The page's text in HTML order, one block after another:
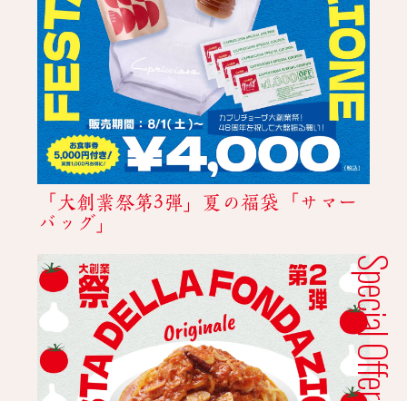
「大創業祭第3弾」夏の福袋「サマー
バッグ」
Special Offer